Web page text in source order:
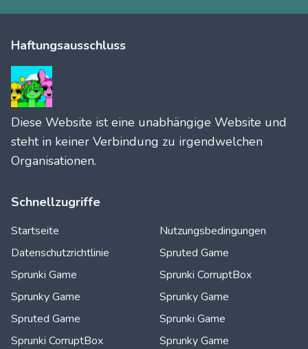
Haftungsausschluss
Diese Website ist eine unabhängige Website und
steht in keiner Verbindung zu irgendwelchen
Organisationen.
Schnellzugriffe
Startseite
Nutzungsbedingungen
Datenschutzrichtlinie
Spruted Game
Sprunki Game
Sprunki CorruptBox
Sprunky Game
Sprunky Game
Spruted Game
Sprunki Game
Sprunki CorruptBox
Sprunky Game